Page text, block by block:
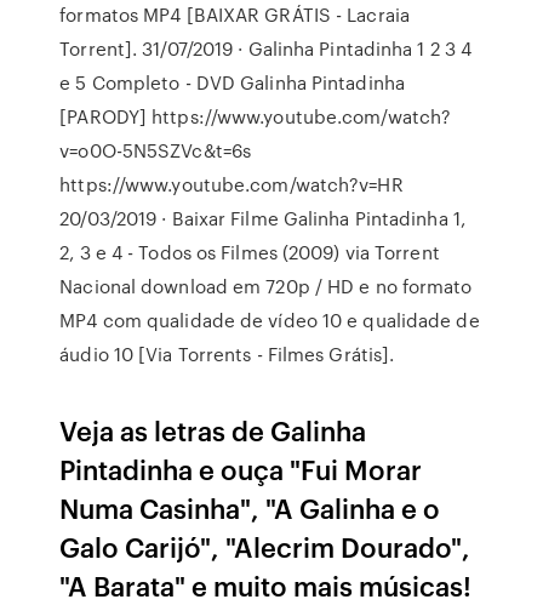
formatos MP4 [BAIXAR GRÁTIS - Lacraia
Torrent]. 31/07/2019 · Galinha Pintadinha 1 2 3 4
e 5 Completo - DVD Galinha Pintadinha
[PARODY] https://www.youtube.com/watch?
v=o0O-5N5SZVc&t=6s
https://www.youtube.com/watch?v=HR
20/03/2019 · Baixar Filme Galinha Pintadinha 1,
2, 3 e 4 - Todos os Filmes (2009) via Torrent
Nacional download em 720p / HD e no formato
MP4 com qualidade de vídeo 10 e qualidade de
áudio 10 [Via Torrents - Filmes Grátis].
Veja as letras de Galinha
Pintadinha e ouça "Fui Morar
Numa Casinha", "A Galinha e o
Galo Carijó", "Alecrim Dourado",
"A Barata" e muito mais músicas!